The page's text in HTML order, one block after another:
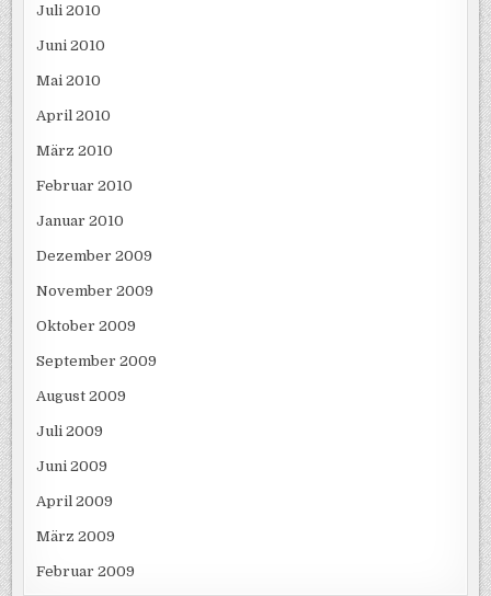
Juli 2010
Juni 2010
Mai 2010
April 2010
März 2010
Februar 2010
Januar 2010
Dezember 2009
November 2009
Oktober 2009
September 2009
August 2009
Juli 2009
Juni 2009
April 2009
März 2009
Februar 2009